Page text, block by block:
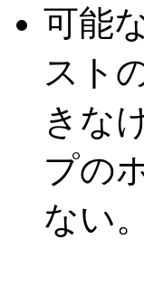
可能
スト
きな
プの
ない。